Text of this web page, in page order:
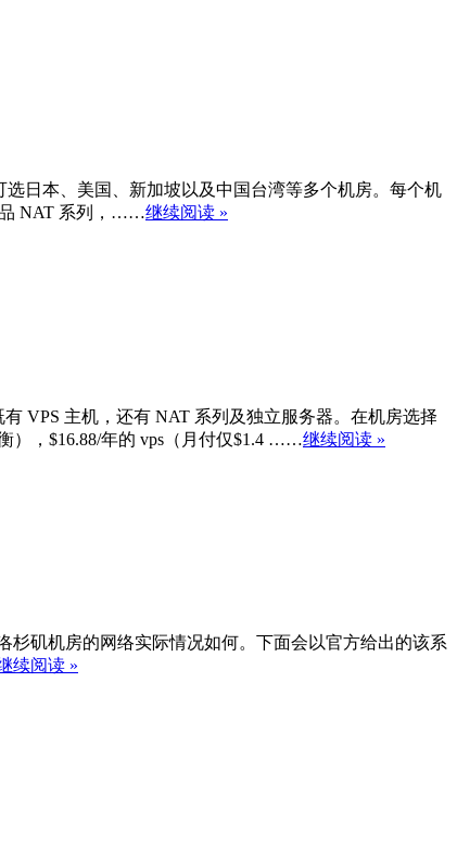
日本、美国、新加坡以及中国台湾等多个机房。每个机
品 NAT 系列，……继续阅读 »
VPS 主机，还有 NAT 系列及独立服务器。在机房选择
），$16.88/年的 vps（月付仅$1.4 ……继续阅读 »
杉矶机房的网络实际情况如何。下面会以官方给出的该系
续阅读 »